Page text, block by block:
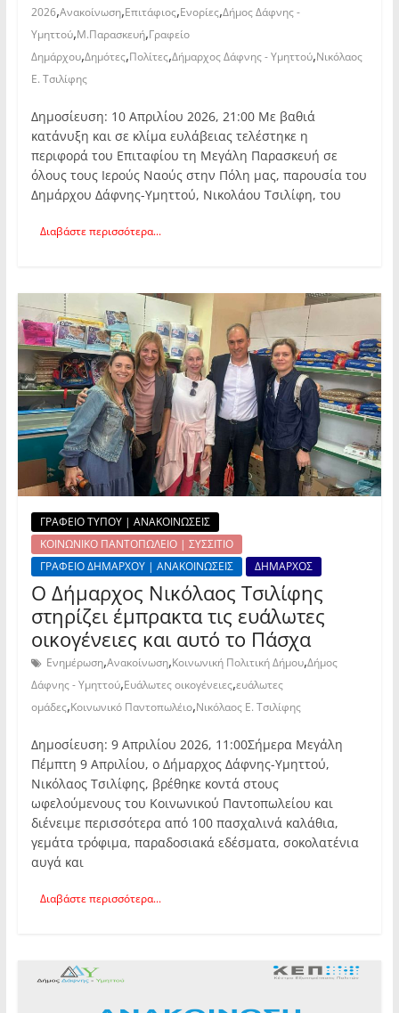
2026,Ανακοίνωση,Επιτάφιος,Ενορίες,Δήμος Δάφνης -
Υμηττού,Μ.Παρασκευή,Γραφείο
Δημάρχου,Δημότες,Πολίτες,Δήμαρχος Δάφνης - Υμηττού,Νικόλαος
Ε. Τσιλίφης
Δημοσίευση: 10 Απριλίου 2026, 21:00 Με βαθιά
κατάνυξη και σε κλίμα ευλάβειας τελέστηκε η
περιφορά του Επιταφίου τη Μεγάλη Παρασκευή σε
όλους τους Ιερούς Ναούς στην Πόλη μας, παρουσία του
Δημάρχου Δάφνης-Υμηττού, Νικολάου Τσιλίφη, του
Διαβάστε περισσότερα...
ΓΡΑΦΕΙΟ ΤΥΠΟΥ | ΑΝΑΚΟΙΝΩΣΕΙΣ
ΚΟΙΝΩΝΙΚΟ ΠΑΝΤΟΠΩΛΕΙΟ | ΣΥΣΣΙΤΙΟ
ΓΡΑΦΕΙΟ ΔΗΜΑΡΧΟΥ | ΑΝΑΚΟΙΝΩΣΕΙΣ
ΔΗΜΑΡΧΟΣ
Ο Δήμαρχος Νικόλαος Τσιλίφης
στηρίζει έμπρακτα τις ευάλωτες
οικογένειες και αυτό το Πάσχα
Ενημέρωση,Ανακοίνωση,Κοινωνική Πολιτική Δήμου,Δήμος
Δάφνης - Υμηττού,Ευάλωτες οικογένειες,ευάλωτες
ομάδες,Κοινωνικό Παντοπωλέιο,Νικόλαος Ε. Τσιλίφης
Δημοσίευση: 9 Απριλίου 2026, 11:00Σήμερα Μεγάλη
Πέμπτη 9 Απριλίου, ο Δήμαρχος Δάφνης-Υμηττού,
Νικόλαος Τσιλίφης, βρέθηκε κοντά στους
ωφελούμενους του Κοινωνικού Παντοπωλείου και
διένειμε περισσότερα από 100 πασχαλινά καλάθια,
γεμάτα τρόφιμα, παραδοσιακά εδέσματα, σοκολατένια
αυγά και
Διαβάστε περισσότερα...